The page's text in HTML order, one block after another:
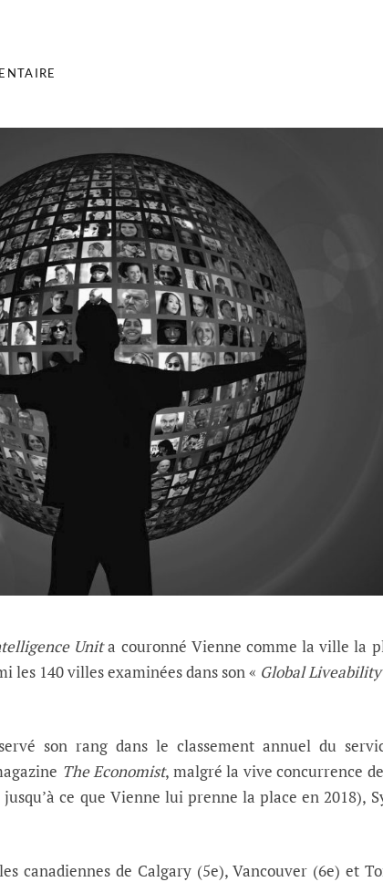
Unita couronné Vienne comme la ville la
les 140 villes examinées dans son « Global
son rang dans le classement annuel du
The Economist, malgré la vive concurrence
ce que Vienne lui prenne la place en 2018),
canadiennes de Calgary (5e), Vancouver (6e) et